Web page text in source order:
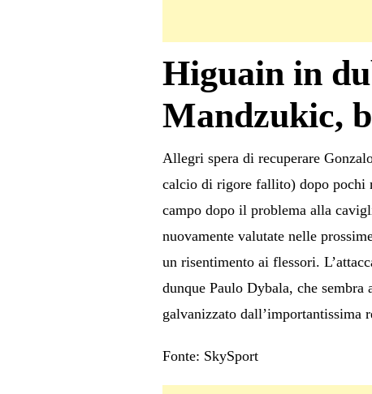
Higuain in
Mandzukic,
Allegri spera di recuperare
calcio di rigore fallito) dopo pochi
campo dopo il problema alla
nuovamente valutate nelle
un risentimento ai flessori.
dunque Paulo Dybala, che
galvanizzato
Fonte: SkySport